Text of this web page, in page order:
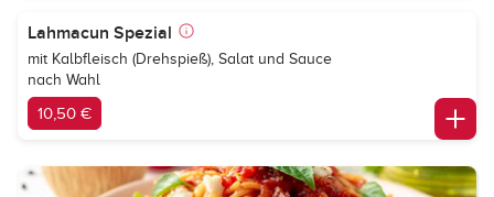
Lahmacun Spezial
mit Kalbfleisch (Drehspieß), Salat und Sauce
nach Wahl
10,50 €